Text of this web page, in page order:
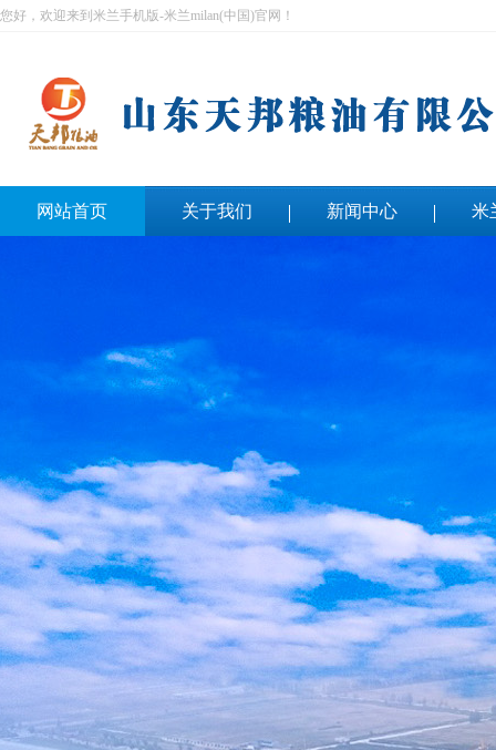
您好，欢迎来到米兰手机版-米兰milan(中国)官网！
网站首页 关于我们 新闻中心 米